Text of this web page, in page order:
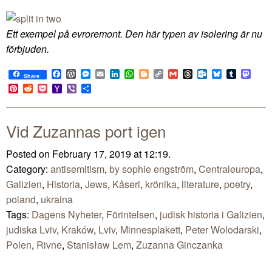
Ett exempel på evroremont. Den här typen av isolering är nu
förbjuden.
Share Facebook
WordPress
Messenger
EmailLinkedIn
WhatsApp
BloggerCopy
Link
GmailThreadsOutlook.com
BlueskyTumblr
Pinterest
RedditPocketYahoo
Mail
Viber
Vid Zuzannas port igen
Posted on February 17, 2019 at 12:19.
Category: antisemitism, by sophie engström, Centraleuropa,
Galizien, Historia, Jews, Kåseri, krönika, literature, poetry,
poland, ukraina
Tags: Dagens Nyheter, Förintelsen, judisk historia i Galizien,
judiska Lviv, Kraków, Lviv, Minnesplakett, Peter Wolodarski,
Polen, Rivne, Stanisław Lem, Zuzanna Ginczanka